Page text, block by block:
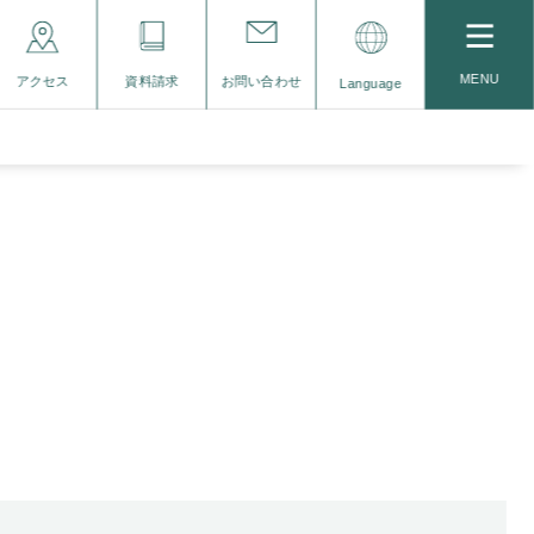
アクセス 資料請求 お問い合わせ Language MENU